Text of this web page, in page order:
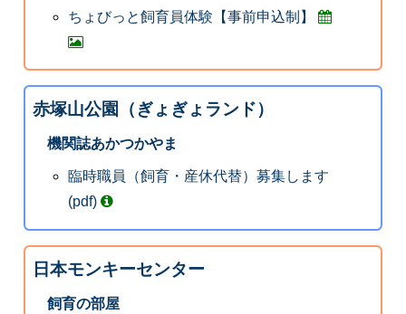
ちょびっと飼育員体験【事前申込制】
赤塚山公園（ぎょぎょランド）
機関誌あかつかやま
臨時職員（飼育・産休代替）募集します
(pdf)
日本モンキーセンター
飼育の部屋